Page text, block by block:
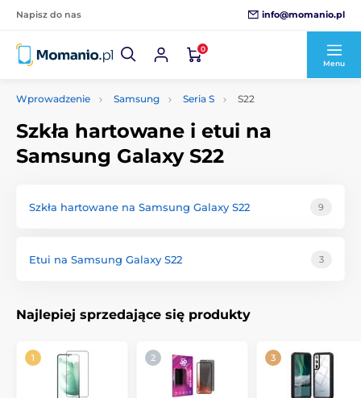
Napisz do nas info@momanio.pl
0
Menu
Wprowadzenie Samsung Seria S S22
Szkła hartowane i etui na
Samsung Galaxy S22
Szkła hartowane na Samsung Galaxy S22 9
Etui na Samsung Galaxy S22 3
Najlepiej sprzedające się produkty